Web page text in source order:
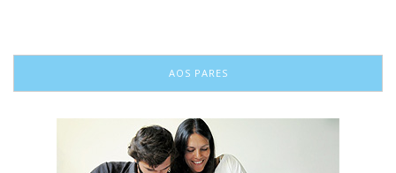
AOS PARES